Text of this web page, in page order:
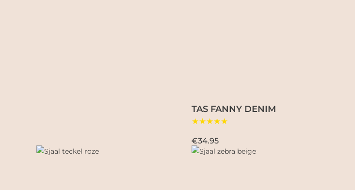
TAS FANNY DENIM
★★★★★
€34.95